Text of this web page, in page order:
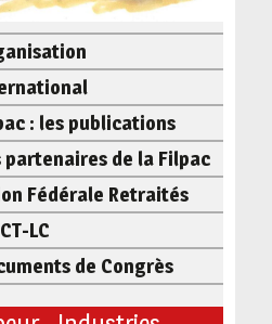
: les publications
partenaires de la Filpac
Fédérale Retraités
LC
de Congrès